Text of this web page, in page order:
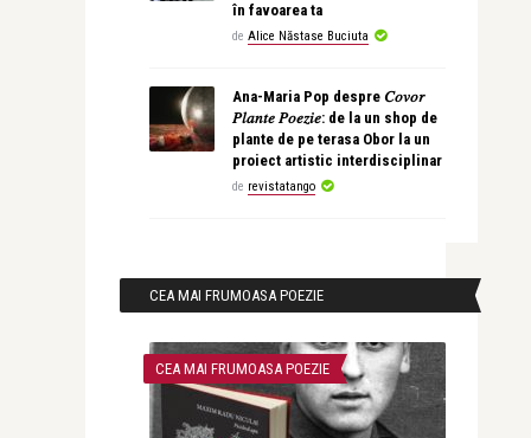
în favoarea ta
de Alice Năstase Buciuta
Ana-Maria Pop despre 𝐶𝑜𝑣𝑜𝑟
𝑃𝑙𝑎𝑛𝑡𝑒 𝑃𝑜𝑒𝑧𝑖𝑒: de la un shop de
plante de pe terasa Obor la un
proiect artistic interdisciplinar
de revistatango
CEA MAI FRUMOASA POEZIE
CEA MAI FRUMOASA POEZIE